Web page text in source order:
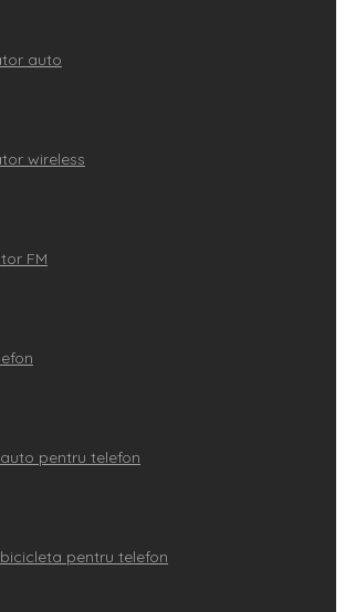
auto
wireless
FM
pentru telefon
pentru telefon